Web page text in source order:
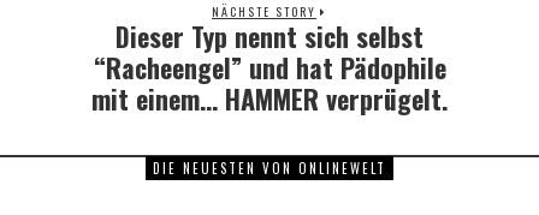
NÄCHSTE STORY
Next
post:
Dieser Typ nennt sich selbst
“Racheengel” und hat Pädophile
mit einem… HAMMER verprügelt.
DIE NEUESTEN VON ONLINEWELT